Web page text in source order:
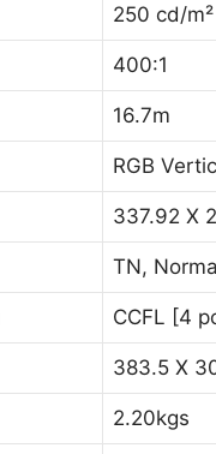
250 cd/m²
400:1
16.7m
RGB
337.92 X
TN,
CCFL [4
383.5 X
2.20kgs